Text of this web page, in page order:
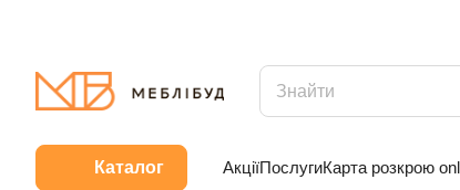
Каталог АкціїПослугиКарта розкрою